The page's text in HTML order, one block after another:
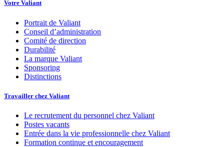
Votre Valiant
Portrait de Valiant
Conseil d’administration
Comité de direction
Durabilité
La marque Valiant
Sponsoring
Distinctions
Travailler chez Valiant
Le recrutement du personnel chez Valiant
Postes vacants
Entrée dans la vie professionnelle chez Valiant
Formation continue et encouragement